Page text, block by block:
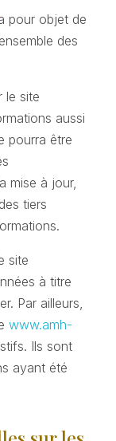
pour objet de
des
le site
aussi
pourra être
mise à jour,
tiers
site
à titre
Par ailleurs,
www.amh-
Ils sont
ayant été